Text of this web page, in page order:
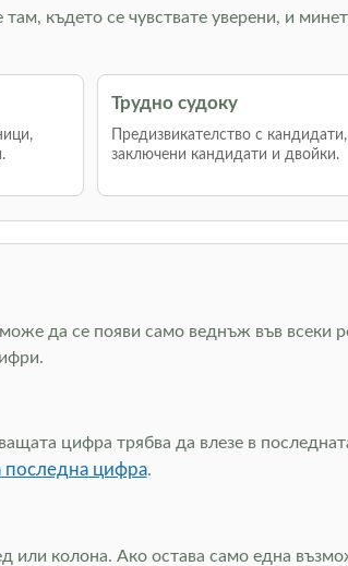
където се чувствате уверени, и
Трудно судоку
Предизвикателство с кандидати,
заключени кандидати и двойки.
да се появи само веднъж във всеки
цифра трябва да влезе в
последна цифра.
колона. Ако остава само една